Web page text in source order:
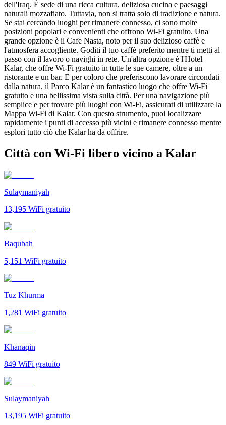
dell'Iraq. È sede di una ricca cultura, deliziosa cucina e paesaggi
naturali mozzafiato. Tuttavia, non si tratta solo di tradizione e natura.
Se stai cercando luoghi per rimanere connesso, ci sono molte
posizioni popolari e convenienti che offrono Wi-Fi gratuito. Una
grande opzione è il Cafe Nasta, noto per il suo delizioso caffè e
l'atmosfera accogliente. Goditi il tuo caffè preferito mentre ti metti al
passo con il lavoro o navighi in rete. Un'altra opzione è l'Hotel
Kalar, che offre Wi-Fi gratuito in tutte le sue camere, oltre a un
ristorante e un bar. E per coloro che preferiscono lavorare circondati
dalla natura, il Parco Kalar è un fantastico luogo che offre Wi-Fi
gratuito e una bellissima vista sulla città. Per una navigazione più
semplice e per trovare più luoghi con Wi-Fi, assicurati di utilizzare la
Mappa Wi-Fi di Kalar. Con questo strumento, puoi localizzare
rapidamente i punti di accesso più vicini e rimanere connesso mentre
esplori tutto ciò che Kalar ha da offrire.
Città con Wi-Fi libero vicino a Kalar
Sulaymaniyah
13,195 WiFi gratuito
Baqubah
5,151 WiFi gratuito
Tuz Khurma
1,281 WiFi gratuito
Khanaqin
849 WiFi gratuito
Sulaymaniyah
13,195 WiFi gratuito